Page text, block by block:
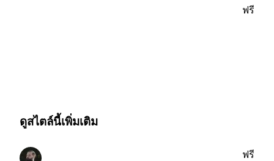
ฟรี
ดูสไตล์นี้เพิ่มเติม
ฟรี